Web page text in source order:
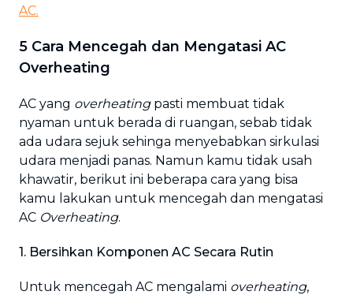
AC.
5 Cara Mencegah dan Mengatasi AC
Overheating
AC yang overheatingpasti membuat tidak
nyaman untuk berada di ruangan, sebab tidak
ada udara sejuk sehinga menyebabkan sirkulasi
udara menjadi panas. Namun kamu tidak usah
khawatir, berikut ini beberapa cara yang bisa
kamu lakukan untuk mencegah dan mengatasi
AC Overheating.
1. Bersihkan Komponen AC Secara Rutin
Untuk mencegah AC mengalami overheating,